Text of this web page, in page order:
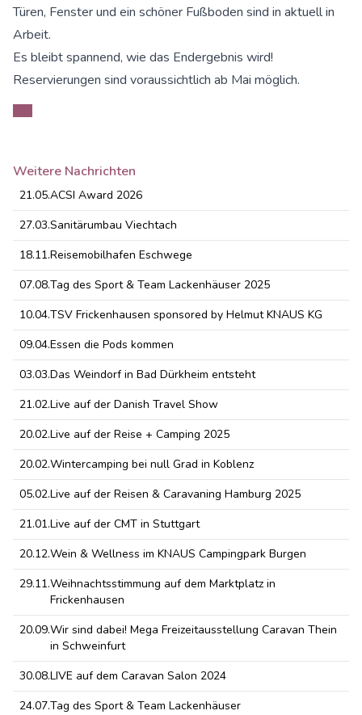
Türen, Fenster und ein schöner Fußboden sind in aktuell in
Arbeit.
Es bleibt spannend, wie das Endergebnis wird!
Reservierungen sind voraussichtlich ab Mai möglich.
Weitere Nachrichten
21.05.ACSI Award 2026
27.03.Sanitärumbau Viechtach
18.11.Reisemobilhafen Eschwege
07.08.Tag des Sport & Team Lackenhäuser 2025
10.04.TSV Frickenhausen sponsored by Helmut KNAUS KG
09.04.Essen die Pods kommen
03.03.Das Weindorf in Bad Dürkheim entsteht
21.02.Live auf der Danish Travel Show
20.02.Live auf der Reise + Camping 2025
20.02.Wintercamping bei null Grad in Koblenz
05.02.Live auf der Reisen & Caravaning Hamburg 2025
21.01.Live auf der CMT in Stuttgart
20.12.Wein & Wellness im KNAUS Campingpark Burgen
29.11.Weihnachtsstimmung auf dem Marktplatz in
Frickenhausen
20.09.Wir sind dabei! Mega Freizeitausstellung Caravan Thein
in Schweinfurt
30.08.LIVE auf dem Caravan Salon 2024
24.07.Tag des Sport & Team Lackenhäuser